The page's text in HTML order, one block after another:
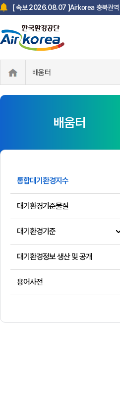
[ 속보 2026.08.07 ]Airkorea 충북권역
배움터
배움터
통합대기환경지수
대기환경기준물질
대기환경기준
대기환경정보 생산 및 공개
용어사전